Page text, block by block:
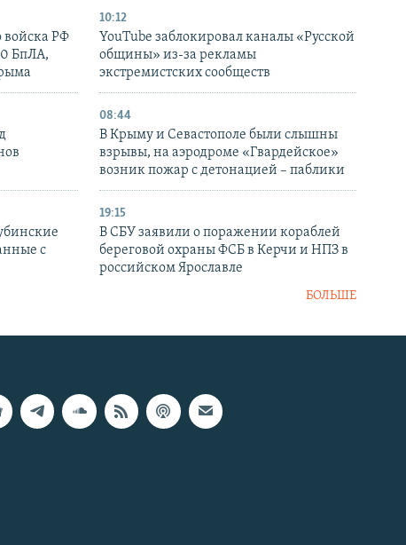
РФ
БпЛА,
10:12
YouTube заблокировал каналы «Русской
общины» из-за рекламы
экстремистских сообществ
08:44
В Крыму и Севастополе были слышны
взрывы, на аэродроме «Гвардейское»
возник пожар с детонацией – паблики
с
19:15
В СБУ заявили о поражении кораблей
береговой охраны ФСБ в Керчи и НПЗ в
российском Ярославле
БОЛЬШЕ